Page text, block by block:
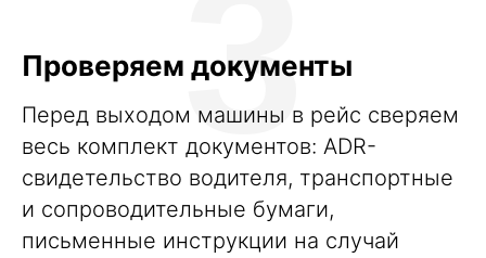
Проверяем документы
Перед выходом машины в рейс сверяем
весь комплект документов: ADR-
свидетельство водителя, транспортные
и сопроводительные бумаги,
письменные инструкции на случай
3